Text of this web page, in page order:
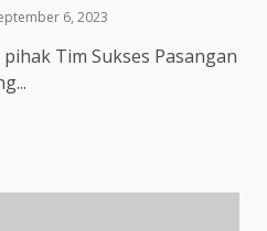
6, 2023
Tim Sukses Pasangan